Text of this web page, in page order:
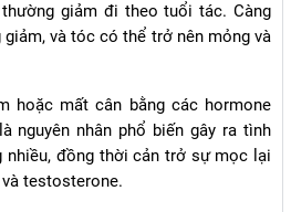
giảm đi theo tuổi tác. Càng
và tóc có thể trở nên mỏng và
hoặc mất cân bằng các hormone
nguyên nhân phổ biến gây ra tình
nhiều, đồng thời cản trở sự mọc lại
testosterone.